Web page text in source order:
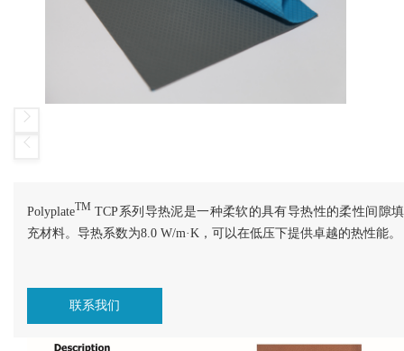
PolyplateTM TCP系列导热泥是一种柔软的具有导热性的柔性间隙填
充材料。导热系数为8.0 W/m·K，可以在低压下提供卓越的热性能。
联系我们